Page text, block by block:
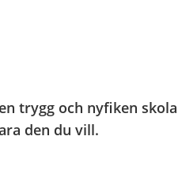
trygg och nyfiken
den du vill.